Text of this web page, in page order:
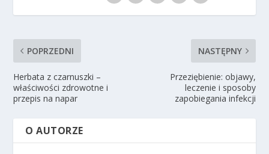
POPRZEDNI
Herbata z czarnuszki –
właściwości zdrowotne i
przepis na napar
NASTĘPNY
Przeziębienie: objawy,
leczenie i sposoby
zapobiegania infekcji
O AUTORZE